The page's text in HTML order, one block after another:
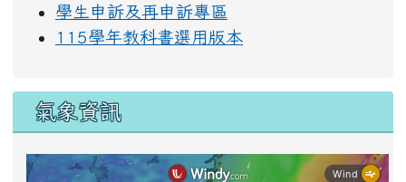
學生申訴及再申訴專區
115學年教科書選用版本
氣象資訊